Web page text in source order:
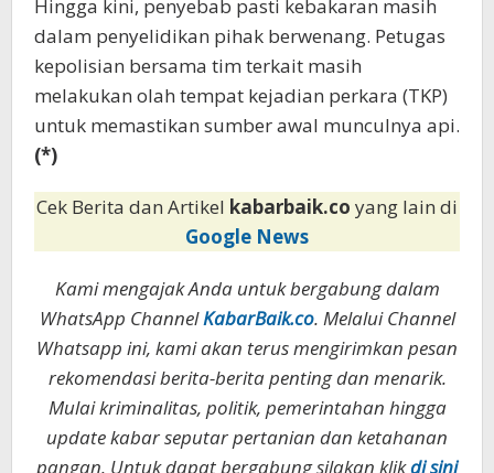
Hingga kini, penyebab pasti kebakaran masih
dalam penyelidikan pihak berwenang. Petugas
kepolisian bersama tim terkait masih
melakukan olah tempat kejadian perkara (TKP)
untuk memastikan sumber awal munculnya api.
(*)
Cek Berita dan Artikel kabarbaik.co yang lain di
Google News
Kami mengajak Anda untuk bergabung dalam
WhatsApp ChannelKabarBaik.co. Melalui Channel
Whatsapp ini, kami akan terus mengirimkan pesan
rekomendasi berita-berita penting dan menarik.
Mulai kriminalitas, politik, pemerintahan hingga
update kabar seputar pertanian dan ketahanan
pangan. Untuk dapat bergabung silakan klikdi sini